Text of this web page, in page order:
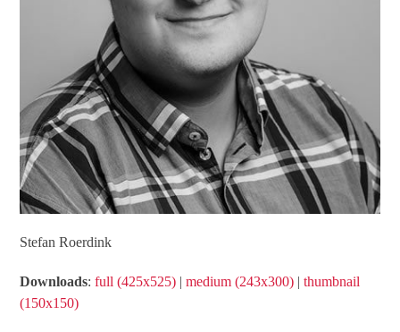
Stefan Roerdink
Downloads:full (425x525) |medium (243x300) |thumbnail
(150x150)